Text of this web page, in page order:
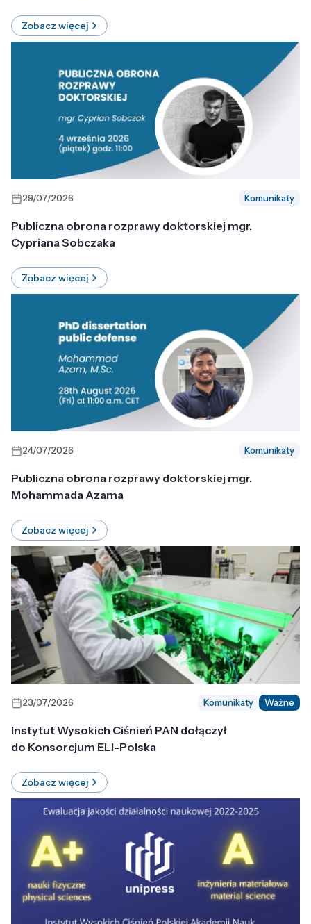
Zobacz więcej
29/07/2026 Komunikaty
Publiczna obrona rozprawy doktorskiej mgr.
Cypriana Sobczaka
Zobacz więcej
24/07/2026 Komunikaty
Publiczna obrona rozprawy doktorskiej mgr.
Mohammada Azama
Zobacz więcej
23/07/2026 Komunikaty Ważne
Instytut Wysokich Ciśnień PAN dołączył
do Konsorcjum ELI-Polska
Zobacz więcej